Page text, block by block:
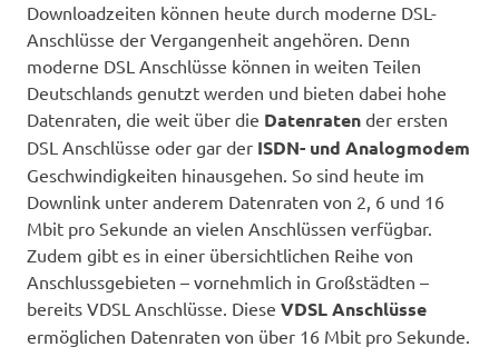
Downloadzeiten können heute durch moderne DSL-
Anschlüsse der Vergangenheit angehören. Denn
moderne DSL Anschlüsse können in weiten Teilen
Deutschlands genutzt werden und bieten dabei hohe
Datenraten, die weit über die Datenraten der ersten
DSL Anschlüsse oder gar der ISDN- und Analogmodem
Geschwindigkeiten hinausgehen. So sind heute im
Downlink unter anderem Datenraten von 2, 6 und 16
Mbit pro Sekunde an vielen Anschlüssen verfügbar.
Zudem gibt es in einer übersichtlichen Reihe von
Anschlussgebieten – vornehmlich in Großstädten –
bereits VDSL Anschlüsse. Diese VDSL Anschlüsse
ermöglichen Datenraten von über 16 Mbit pro Sekunde.